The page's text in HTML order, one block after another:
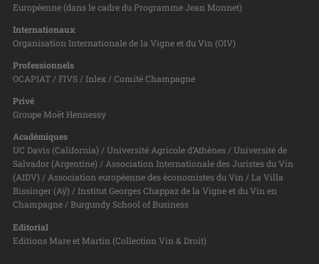
Européenne (dans le cadre du Programme Jean Monnet)
Internationaux
Organisation Internationale de la Vigne et du Vin (OIV)
Professionnels
OCAPIAT / FIVS / Inlex / Comité Champagne
Privé
Groupe Moët Hennessy
Académiques
UC Davis (California) / Université Agricole d’Athènes / Université de
Salvador (Argentine) / Association Internationale des Juristes du Vin
(AIDV) / Association européenne des économistes du Vin / La Villa
Bissinger (Aÿ) / Institut Georges Chappaz de la Vigne et du Vin en
Champagne / Burgundy School of Business
Editorial
Editions Mare et Martin (Collection Vin & Droit)